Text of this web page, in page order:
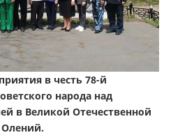
в честь 78-й
народа над
в Великой Отечественной